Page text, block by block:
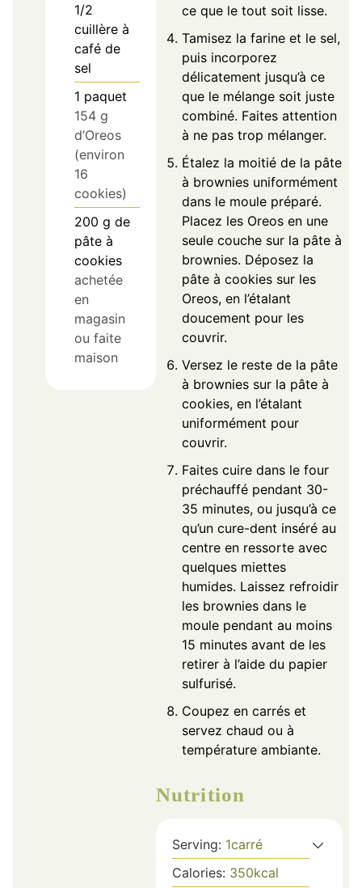
1/2
cuillère à
café de
sel
1 paquet
154 g
d’Oreos
(environ
16
cookies)
200 g de
pâte à
cookies
achetée
en
magasin
ou faite
maison
ce que le tout soit lisse.
Tamisez la farine et le sel,
puis incorporez
délicatement jusqu’à ce
que le mélange soit juste
combiné. Faites attention
à ne pas trop mélanger.
Étalez la moitié de la pâte
à brownies uniformément
dans le moule préparé.
Placez les Oreos en une
seule couche sur la pâte à
brownies. Déposez la
pâte à cookies sur les
Oreos, en l’étalant
doucement pour les
couvrir.
Versez le reste de la pâte
à brownies sur la pâte à
cookies, en l’étalant
uniformément pour
couvrir.
Faites cuire dans le four
préchauffé pendant 30-
35 minutes, ou jusqu’à ce
qu’un cure-dent inséré au
centre en ressorte avec
quelques miettes
humides. Laissez refroidir
les brownies dans le
moule pendant au moins
15 minutes avant de les
retirer à l’aide du papier
sulfurisé.
Coupez en carrés et
servez chaud ou à
température ambiante.
Nutrition
Serving: 1carré
Calories: 350kcal